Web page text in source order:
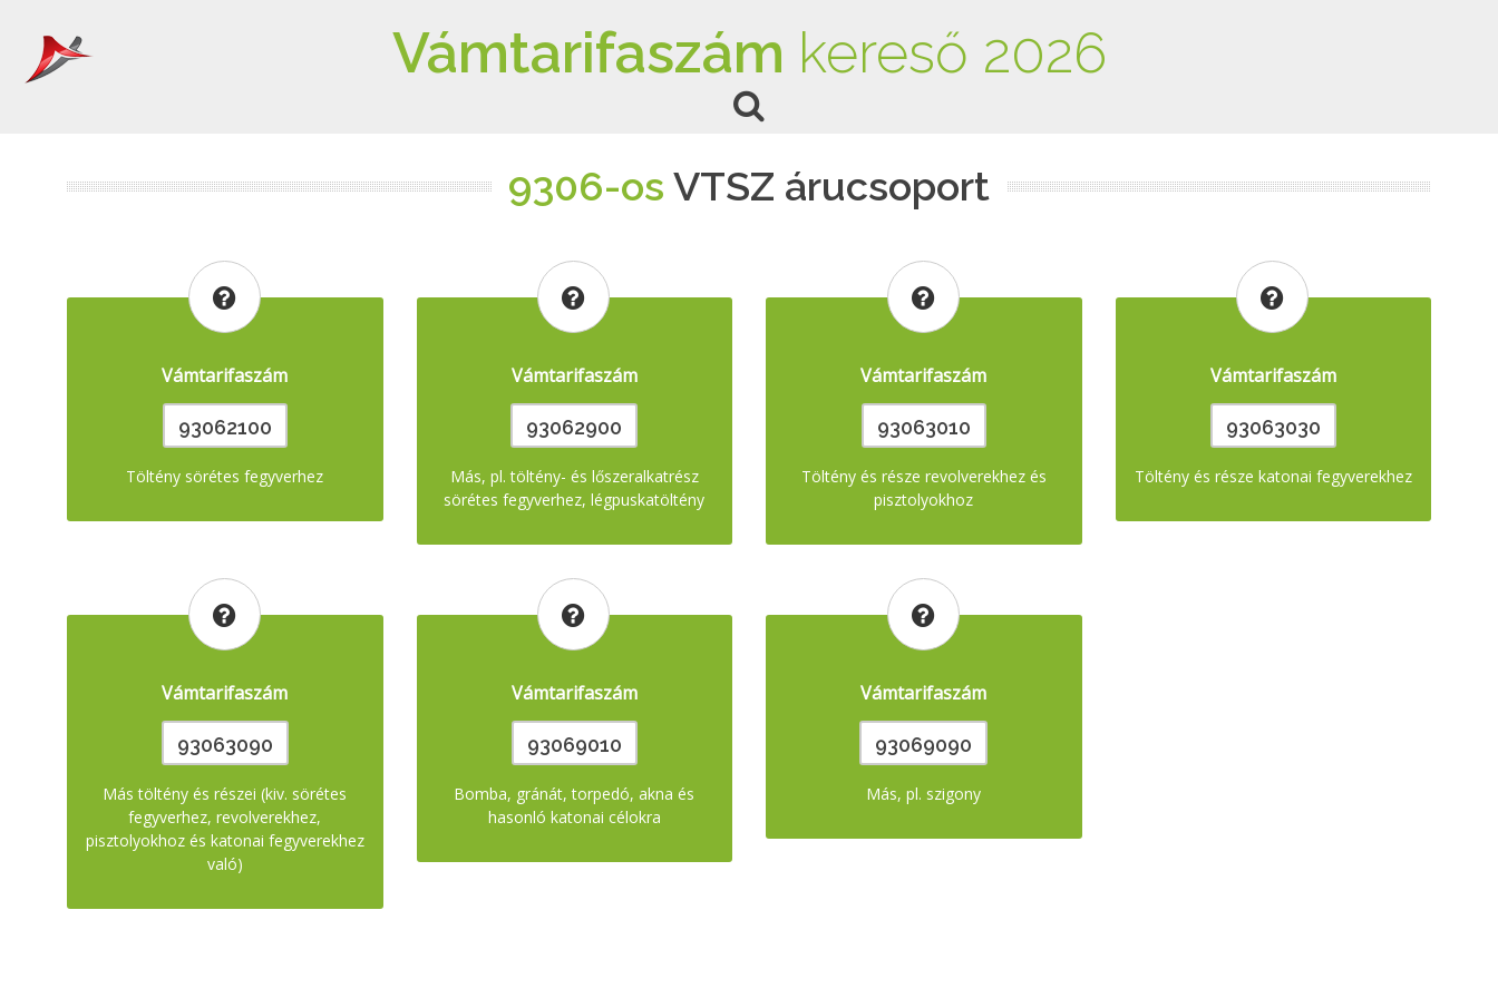
Vámtarifaszám kereső 2026
9306-os VTSZ árucsoport
Vámtarifaszám
93062100
Töltény sörétes fegyverhez
Vámtarifaszám
93062900
Más, pl. töltény- és lőszeralkatrész
sörétes fegyverhez, légpuskatöltény
Vámtarifaszám
93063010
Töltény és része revolverekhez és
pisztolyokhoz
Vámtarifaszám
93063030
Töltény és része katonai fegyverekhez
Vámtarifaszám
93063090
Más töltény és részei (kiv. sörétes
fegyverhez, revolverekhez,
pisztolyokhoz és katonai fegyverekhez
való)
Vámtarifaszám
93069010
Bomba, gránát, torpedó, akna és
hasonló katonai célokra
Vámtarifaszám
93069090
Más, pl. szigony